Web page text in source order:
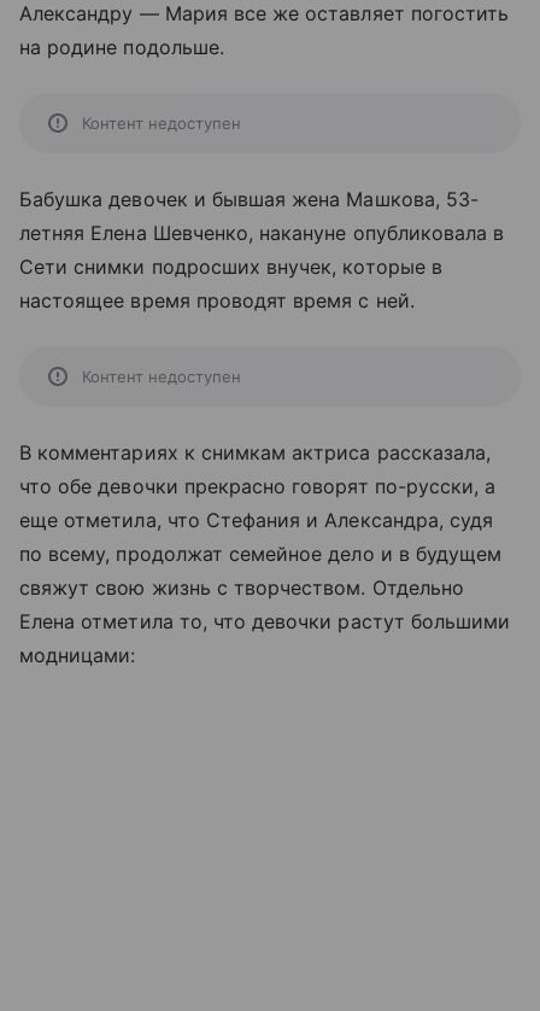
Александру — Мария все же оставляет погостить
на родине подольше.
Контент недоступен
Бабушка девочек и бывшая жена Машкова, 53-
летняя Елена Шевченко, накануне опубликовала в
Сети снимки подросших внучек, которые в
настоящее время проводят время с ней.
Контент недоступен
В комментариях к снимкам актриса рассказала,
что обе девочки прекрасно говорят по-русски, а
еще отметила, что Стефания и Александра, судя
по всему, продолжат семейное дело и в будущем
свяжут свою жизнь с творчеством. Отдельно
Елена отметила то, что девочки растут большими
модницами: